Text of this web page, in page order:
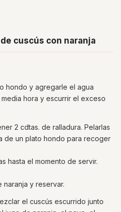
cuscús con naranja
hondo y agregarle el agua
hora y escurrir el exceso
2 cdtas. de ralladura. Pelarlas
de un plato hondo para recoger
hasta el momento de servir.
y reservar.
el cuscús escurrido junto